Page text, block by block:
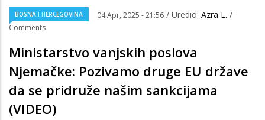
BOSNA I HERCEGOVINA 04 Apr, 2025 - 21:56 / Uredio: Azra L. /
Comments
Ministarstvo vanjskih poslova
Njemačke: Pozivamo druge EU države
da se pridruže našim sankcijama
(VIDEO)